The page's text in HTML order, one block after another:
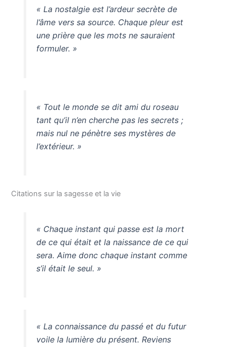
« La nostalgie est l’ardeur secrète de
l’âme vers sa source. Chaque pleur est
une prière que les mots ne sauraient
formuler. »
« Tout le monde se dit ami du roseau
tant qu’il n’en cherche pas les secrets ;
mais nul ne pénètre ses mystères de
l’extérieur. »
Citations sur la sagesse et la vie
« Chaque instant qui passe est la mort
de ce qui était et la naissance de ce qui
sera. Aime donc chaque instant comme
s’il était le seul. »
« La connaissance du passé et du futur
voile la lumière du présent. Reviens